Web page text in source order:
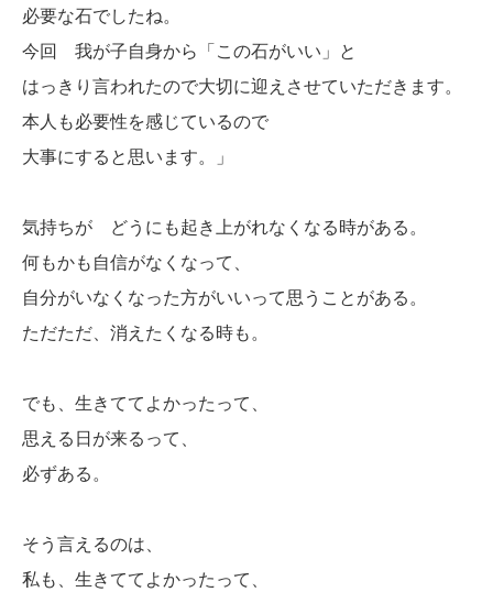
必要な石でしたね。
今回 我が子自身から「この石がいい」と
はっきり言われたので大切に迎えさせていただきます。
本人も必要性を感じているので
大事にすると思います。」
気持ちが どうにも起き上がれなくなる時がある。
何もかも自信がなくなって、
自分がいなくなった方がいいって思うことがある。
ただただ、消えたくなる時も。
でも、生きててよかったって、
思える日が来るって、
必ずある。
そう言えるのは、
私も、生きててよかったって、